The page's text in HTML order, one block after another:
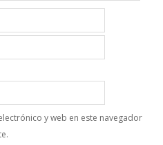
y web en este navegador